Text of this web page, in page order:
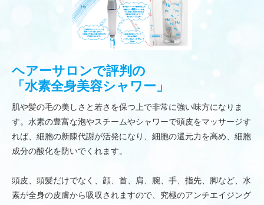
ヘアーサロンで評判の
「水素全身美容シャワー」
肌や髪の毛の美しさと若さを保つ上で非常に強い味方になりま
す。水素の豊富な泡やスチームやシャワーで頭皮をマッサージす
れば、細胞の新陳代謝が活発になり、細胞の還元力を高め、細胞
成分の酸化を防いでくれます。
頭皮、頭髪だけでなく、顔、首、肩、腕、手、指先、脚など、水
素が全身の皮膚から吸収されますので、究極のアンチエイジング